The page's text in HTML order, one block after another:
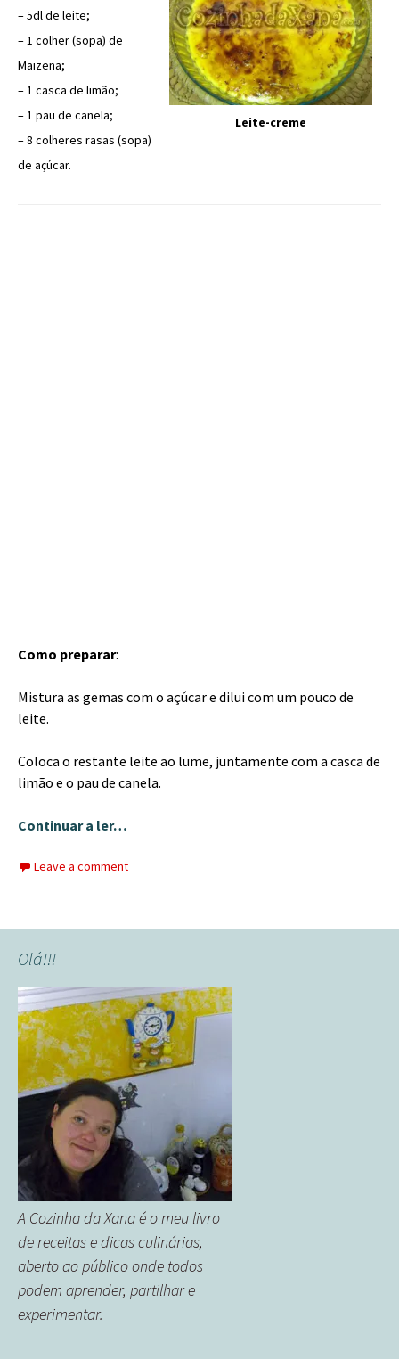
– 5dl de leite;
– 1 colher (sopa) de
Maizena;
– 1 casca de limão;
– 1 pau de canela;
– 8 colheres rasas (sopa)
de açúcar.
Leite-creme
Como preparar:
Mistura as gemas com o açúcar e dilui com um pouco de
leite.
Coloca o restante leite ao lume, juntamente com a casca de
limão e o pau de canela.
Continuar a ler…
Leave a comment
Olá!!!
A Cozinha da Xana é o meu livro
de receitas e dicas culinárias,
aberto ao público onde todos
podem aprender, partilhar e
experimentar.